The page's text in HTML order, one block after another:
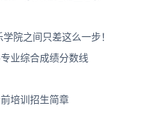
院之间只差这么一步！
业综合成绩分数线
培训招生简章